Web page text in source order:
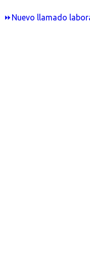
⏩Nuevo llamado